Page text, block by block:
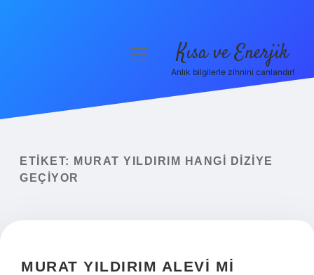
Yasal Uyarı
menüyü
Kısa ve Enerjik
Anlık bilgilerle zihnini canlandır!
ETIKET:
MURAT YILDIRIM HANGI DIZIYE
GEÇIYOR
MURAT YILDIRIM ALEVI MI